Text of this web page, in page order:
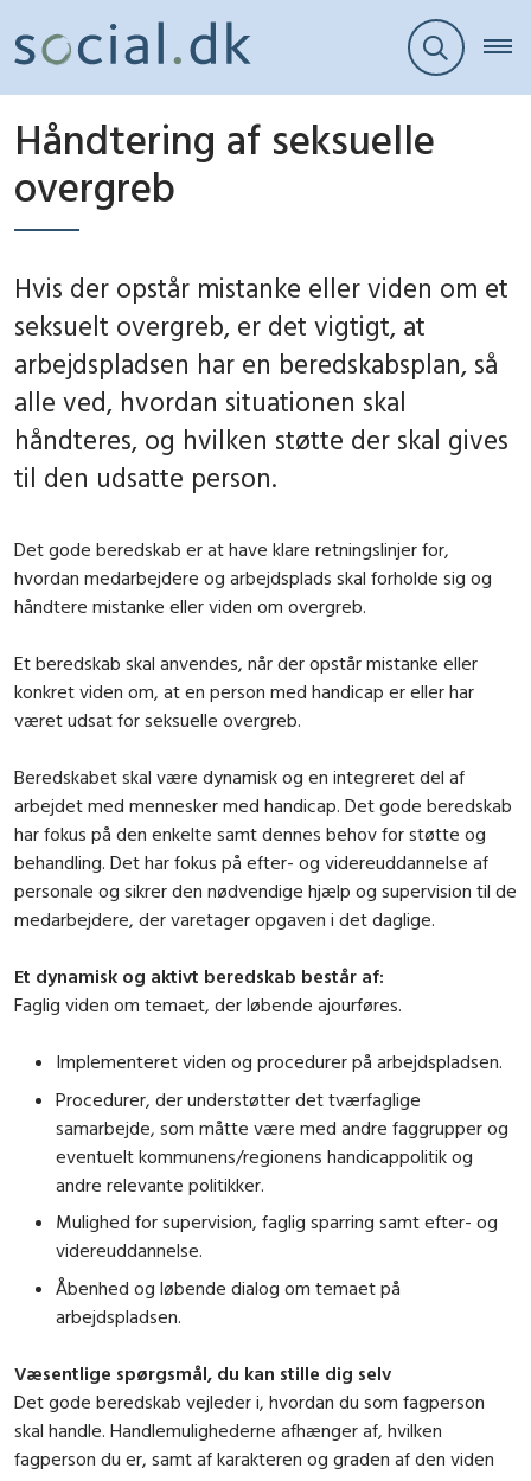
Håndtering af seksuelle
overgreb
Hvis der opstår mistanke eller viden om et
seksuelt overgreb, er det vigtigt, at
arbejdspladsen har en beredskabsplan, så
alle ved, hvordan situationen skal
håndteres, og hvilken støtte der skal gives
til den udsatte person.
Det gode beredskab er at have klare retningslinjer for,
hvordan medarbejdere og arbejdsplads skal forholde sig og
håndtere mistanke eller viden om overgreb.
Et beredskab skal anvendes, når der opstår mistanke eller
konkret viden om, at en person med handicap er eller har
været udsat for seksuelle overgreb.
Beredskabet skal være dynamisk og en integreret del af
arbejdet med mennesker med handicap. Det gode beredskab
har fokus på den enkelte samt dennes behov for støtte og
behandling. Det har fokus på efter- og videreuddannelse af
personale og sikrer den nødvendige hjælp og supervision til de
medarbejdere, der varetager opgaven i det daglige.
Et dynamisk og aktivt beredskab består af:
Faglig viden om temaet, der løbende ajourføres.
Implementeret viden og procedurer på arbejdspladsen.
Procedurer, der understøtter det tværfaglige
samarbejde, som måtte være med andre faggrupper og
eventuelt kommunens/regionens handicappolitik og
andre relevante politikker.
Mulighed for supervision, faglig sparring samt efter- og
videreuddannelse.
Åbenhed og løbende dialog om temaet på
arbejdspladsen.
Væsentlige spørgsmål, du kan stille dig selv
Det gode beredskab vejleder i, hvordan du som fagperson
skal handle. Handlemulighederne afhænger af, hvilken
fagperson du er, samt af karakteren og graden af den viden